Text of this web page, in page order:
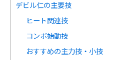
デビル仁の主要技
ヒート関連技
コンボ始動技
おすすめの主力技・小技